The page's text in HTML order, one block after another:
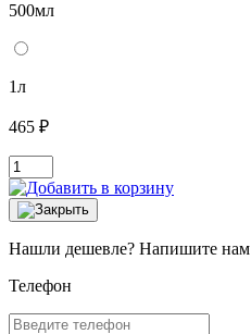
500мл
1л
465 ₽
Нашли дешевле? Напишите нам
Телефон